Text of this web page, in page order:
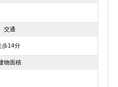
交通
14分
物面積